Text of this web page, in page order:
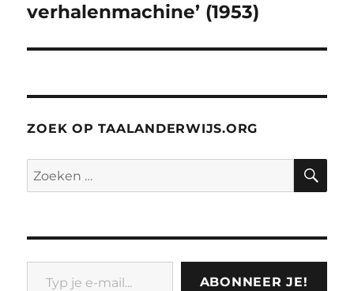
bericht:
verhalenmachine’ (1953)
ZOEK OP TAALANDERWIJS.ORG
Zoeken
naar:
Typ je e-mail...
ABONNEER JE!